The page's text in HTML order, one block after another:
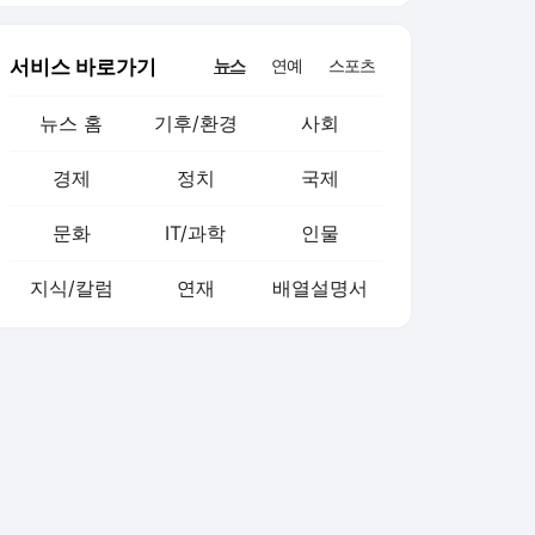
서비스 바로가기 뉴스 연예 스포츠
뉴스 홈 기후/환경 사회
경제 정치 국제
문화 IT/과학 인물
지식/칼럼 연재 배열설명서